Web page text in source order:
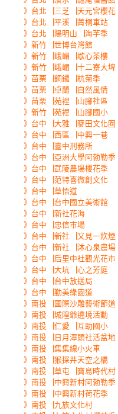
》台北▕三芝▕天元宮櫻花
》台北▕平溪▕菁桐車站
》台北▕陽明山▕海芋季
》新竹▕世博台灣館
》新竹▕峨嵋▕歇心茶樓
》新竹▕峨嵋▕十二寮大埤
》苗栗▕銅鑼▕杭菊季
》苗栗▕卓蘭▕自然風情
》苗栗▕苑裡▕山腳社區
》新竹▕苑裡▕山腳國小
》台中▕大雅▕麥田文化圈
》台中▕西區▕中興一巷
》台中▕臺中刑務所
》台中▕亞洲大學阿勃勒季
》台中▕武陵農場櫻花季
》台中▕范特喜微創文化
》台中▕草悟道
》台中▕台中國立美術館
》台中▕新社花海
》台中▕忠信市場
》台中▕新社▕又見一炊煙
》台中▕新社▕沐心泉農場
》台中▕后里中社觀光花市
》台中▕大坑▕心之芳庭
》台中▕台中放送局
》台中▕勤美綠園道
》南投▕國際沙雕藝術節道
》南投▕城隍爺遶境活動
》南投▕仁愛▕互助國小
》南投▕日月潭頭社活盆地
》南投▕集集線小火車
》南投▕猴探井天空之橋
》南投▕草屯▕寶島時代村
》南投▕中興新村阿勃勒季
》南投▕中興新村荷花季
》南投▕九族文化村